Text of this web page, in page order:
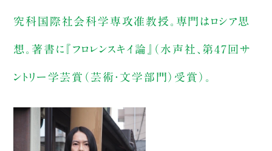
究科国際社会科学専攻准教授。専門はロシア思
想。著書に『フロレンスキイ論』（水声社、第47回サ
ントリー学芸賞（芸術・文学部門）受賞）。